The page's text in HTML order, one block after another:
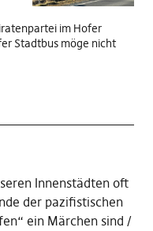
im Hofer
Stadtbus möge nicht
Innenstädten oft
der pazifistischen
ein Märchen sind